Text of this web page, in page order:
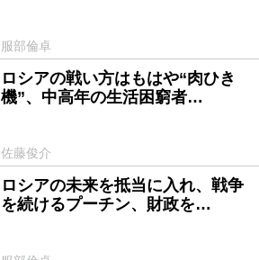
服部倫卓
ロシアの戦い方はもはや“肉ひき
機”、中高年の生活困窮者…
佐藤俊介
ロシアの未来を抵当に入れ、戦争
を続けるプーチン、財政を…